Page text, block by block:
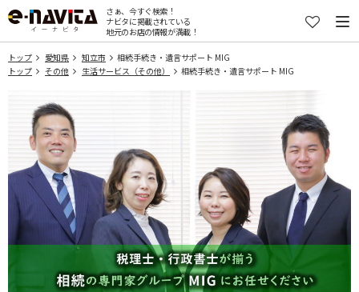
さぁ、今すぐ検索！
ナビタに掲載されている
地元のお店の情報が満載！
トップ 愛知県 知立市
相続手続き・遺言サポート MIG
トップ
その他 生活サービス（その他） 相続手続き・遺言サポート MIG